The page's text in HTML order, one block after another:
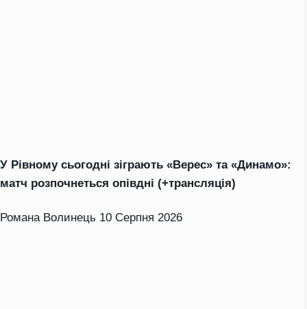
У Рівному сьогодні зіграють «Верес» та «Динамо»:
матч розпочнеться опівдні (+трансляція)
Романа Волинець 10 Серпня 2026